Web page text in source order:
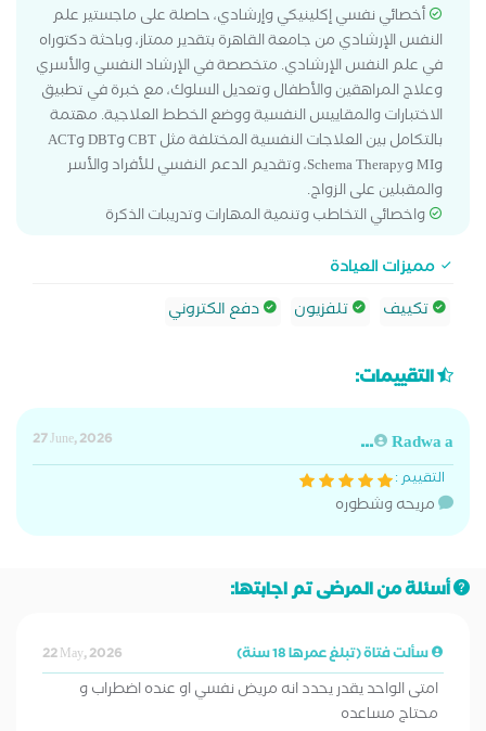
أخصائي نفسي إكلينيكي وإرشادي، حاصلة على ماجستير علم
النفس الإرشادي من جامعة القاهرة بتقدير ممتاز، وباحثة دكتوراه
في علم النفس الإرشادي. متخصصة في الإرشاد النفسي والأسري
وعلاج المراهقين والأطفال وتعديل السلوك، مع خبرة في تطبيق
الاختبارات والمقاييس النفسية ووضع الخطط العلاجية. مهتمة
بالتكامل بين العلاجات النفسية المختلفة مثل CBT وDBT وACT
وMI وSchema Therapy، وتقديم الدعم النفسي للأفراد والأسر
والمقبلين على الزواج.
واخصائي التخاطب وتنمية المهارات وتدريبات الذكرة
مميزات العيادة
تكييف
تلفزيون دفع الكتروني
التقييمات:
Radwa a...
27 June, 2026
التقييم :
مريحه وشطوره
أسئلة من المرضى تم اجابتها:
سألت فتاة (تبلغ عمرها 18 سنة) 22 May, 2026
امتى الواحد يقدر يحدد انه مريض نفسي او عنده اضطراب و
محتاج مساعده